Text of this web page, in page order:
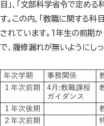
目」、「文部科学省令で定め
す。この内，「教職に関する
されています。１年生の前期
で、履修漏れが無いようにし